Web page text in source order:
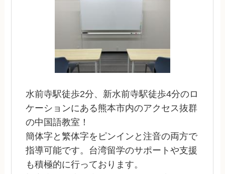
水前寺駅徒歩2分、新水前寺駅徒歩4分のロ
ケーションにある熊本市内のアクセス抜群
の中国語教室！
簡体字と繁体字をピンインと注音の両方で
指導可能です。台湾留学のサポートや支援
も積極的に行っております。